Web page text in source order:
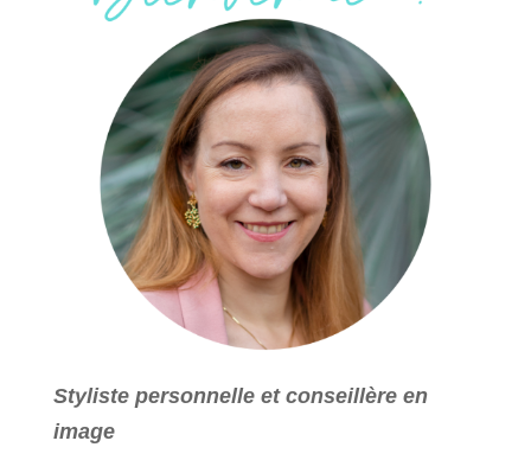
Styliste personnelle et conseillère en
image